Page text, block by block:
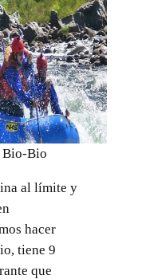
Bio-Bio
al límite y
hacer
tiene 9
que